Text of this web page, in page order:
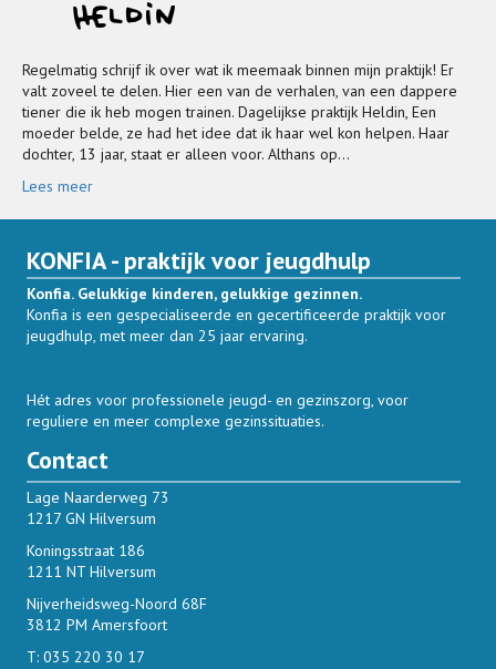
Regelmatig schrijf ik over wat ik meemaak binnen mijn praktijk! Er
valt zoveel te delen. Hier een van de verhalen, van een dappere
tiener die ik heb mogen trainen. Dagelijkse praktijk Heldin, Een
moeder belde, ze had het idee dat ik haar wel kon helpen. Haar
dochter, 13 jaar, staat er alleen voor. Althans op…
Lees meer
KONFIA - praktijk voor jeugdhulp
Konfia. Gelukkige kinderen, gelukkige gezinnen.
Konfia is een gespecialiseerde en gecertificeerde praktijk voor
jeugdhulp, met meer dan 25 jaar ervaring.
Hét adres voor professionele jeugd- en gezinszorg, voor
reguliere en meer complexe gezinssituaties.
Contact
Lage Naarderweg 73
1217 GN Hilversum
Koningsstraat 186
1211 NT Hilversum
Nijverheidsweg-Noord 68F
3812 PM Amersfoort
T: 035 220 30 17